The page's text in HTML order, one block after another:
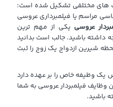
مختلفی تشکیل شده است؛
مراسم یا فیلمبرداری عروسی
عروسی یکی از مهم ترین
داشته باشید. جالب است بدانید
شیرین ازدواج یک زوج را ثبت
یک وظیفه خاص را بر عهده دارد
فیلمبردار عروسی به شما
باشید.